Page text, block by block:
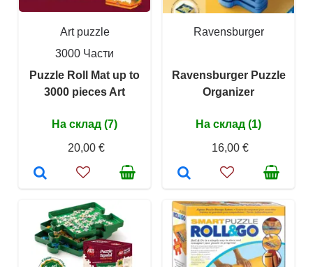
Art puzzle
3000 Части
Puzzle Roll Mat up to
3000 pieces Art
На склад (7)
20,00 €
Ravensburger
Ravensburger Puzzle
Organizer
На склад (1)
16,00 €